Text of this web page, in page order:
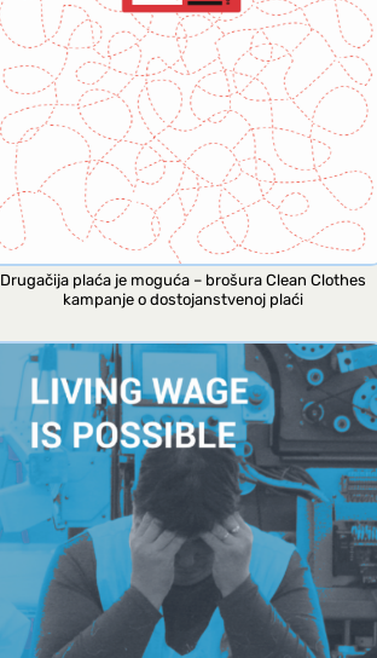
Drugačija plaća je moguća – brošura Clean Clothes
kampanje o dostojanstvenoj plaći